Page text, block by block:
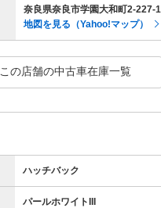
奈良県奈良市学園大和町2-227-1
地図を見る（Yahoo!マップ）
この店舗の中古車在庫一覧
ハッチバック
パールホワイトIII